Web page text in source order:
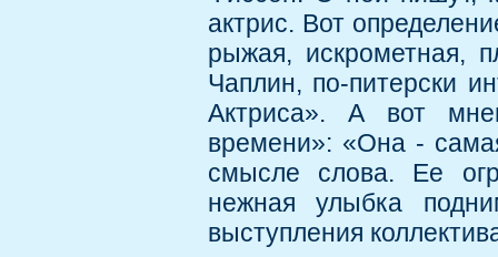
актрис. Вот
рыжая, искрометная,
Чаплин, по-питерски
Актриса». А вот
времени»: «Она -
смысле слова. Ее
нежная улыбка
выступления